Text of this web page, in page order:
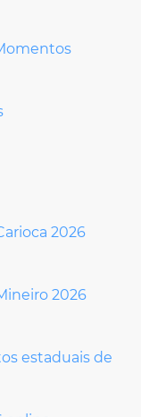
2026
2026
estaduais de